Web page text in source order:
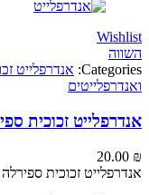
אנדרפלייט זכוכית ,
זכוכית ספירלה
זכוכית ספירלה קוטר 30 ס"מ